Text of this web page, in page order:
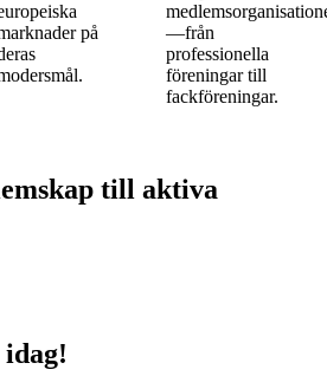
på
—från
professionella
föreningar till
fackföreningar.
till aktiva
idag!